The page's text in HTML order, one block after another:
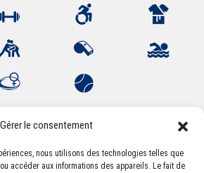
Gérer le consentement
nous utilisons des technologies telles que
accéder aux informations des appareils. Le fait de
Sportive Montferrandaise